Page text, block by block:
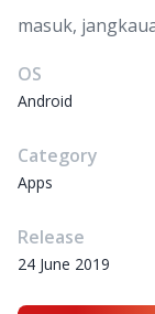
masuk,
OS
Android
Category
Apps
Release
24 June 2019